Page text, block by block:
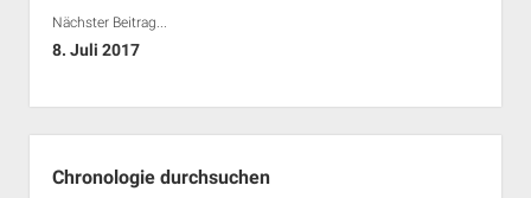
Nächster Beitrag...
8. Juli 2017
Chronologie durchsuchen